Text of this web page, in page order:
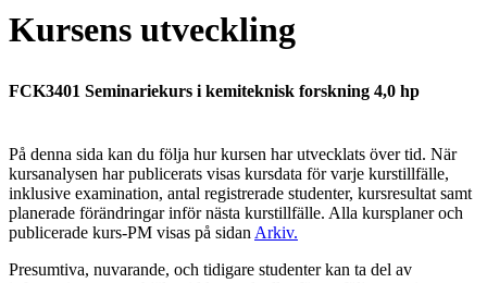
Kursens utveckling
FCK3401 Seminariekurs i kemiteknisk forskning 4,0 hp
På denna sida kan du följa hur kursen har utvecklats över tid. När
kursanalysen har publicerats visas kursdata för varje kurstillfälle,
inklusive examination, antal registrerade studenter, kursresultat samt
planerade förändringar inför nästa kurstillfälle. Alla kursplaner och
publicerade kurs-PM visas på sidan Arkiv.
Presumtiva, nuvarande, och tidigare studenter kan ta del av